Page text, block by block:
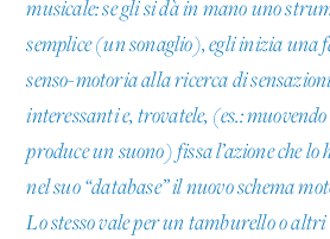
musicale: se gli si dà in mano uno
semplice (un sonaglio), egli inizia una
senso-motoria alla ricerca di
interessanti e, trovatele, (es.:
produce un suono) fissa l’azione che
nel suo “database” il nuovo schema
Lo stesso vale per un tamburello o